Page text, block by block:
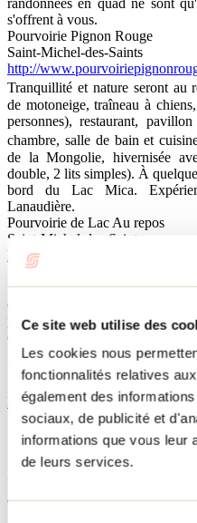
Ce site web utilise des
Les cookies nous
fonctionnalités relatives
également des
sociaux, de publicité et
informations que vous leur
de leurs services.
s'offrent à vous.
Pourvoirie Pignon Rouge
Saint-Michel-des-Saints
http://
Tranquillité et nature seront
de motoneige, traîneau à
personnes), restaurant,
chambre, salle de bain et
de la Mongolie, hivernisée
double, 2 lits simples). À
bord du Lac Mica.
Lanaudière.
Pourvoirie de Lac Au repos
Saint-Michel-des-Saints
http://
Séjour en pleine nature,
de Saint-Michel-des-Saints.
période
des Fêtes. Excellent relais pour la
Pourvoirie, Auberge Kan-à-
http://www.kanamouche.com/
Encore quelques disponibilités
exceptionnel. Faites vite, ça ne